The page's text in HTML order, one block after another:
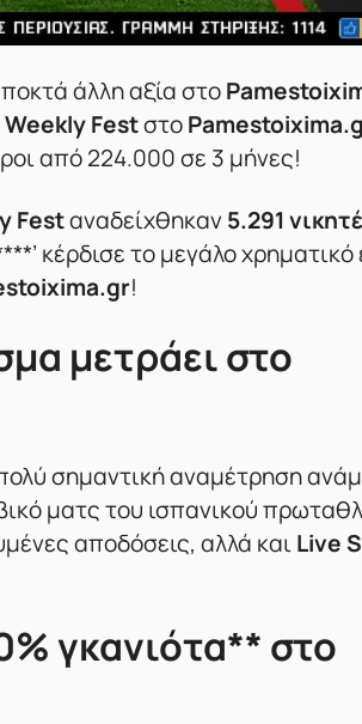
άλλη αξία στο
Weekly Festστο
από 224.000 σε 3 μήνες!
Festαναδείχθηκαν 5.291
κέρδισε το μεγάλο
!
μετράει στο
σημαντική αναμέτρηση
ματς του ισπανικού
αποδόσεις, αλλά καιLive
γκανιότα** στο